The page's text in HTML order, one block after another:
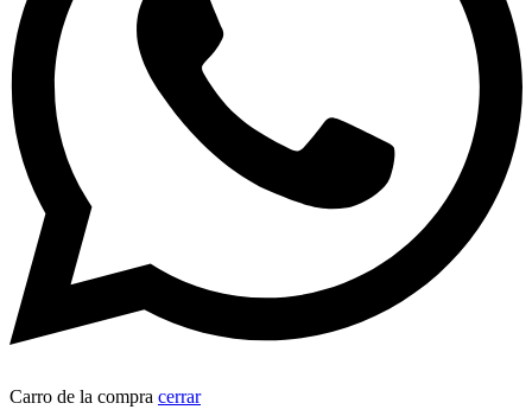
Carro de la compra cerrar